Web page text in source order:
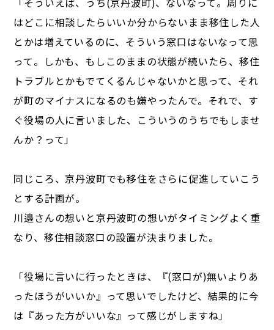
はどこに相談したらいいか分からないまま移住した人
とかは増えているのに、そういう窓口はないなって思
って。しかも、もしこのままの状態が続いたら、移住
トラブルとかもでてくるんじゃないかと思って、それ
が町のマイナスになるのも嫌やったんで。それで、す
ぐ役場の人に言いました、こういうのうちでもしませ
んか？って」
同じころ、京丹波町でも移住をさらに促進していこう
とする計画が。
川邉さんの想いと京丹波町の想いがタイミングよく重
なり、移住相談窓口の設置が決まりました。
「役場に言いに行ったときは、『(窓口が)無いよりあ
ったほうがいいか』って思いでしたけど、結果的に今
は『あった方がいいな』って感じがしますね」